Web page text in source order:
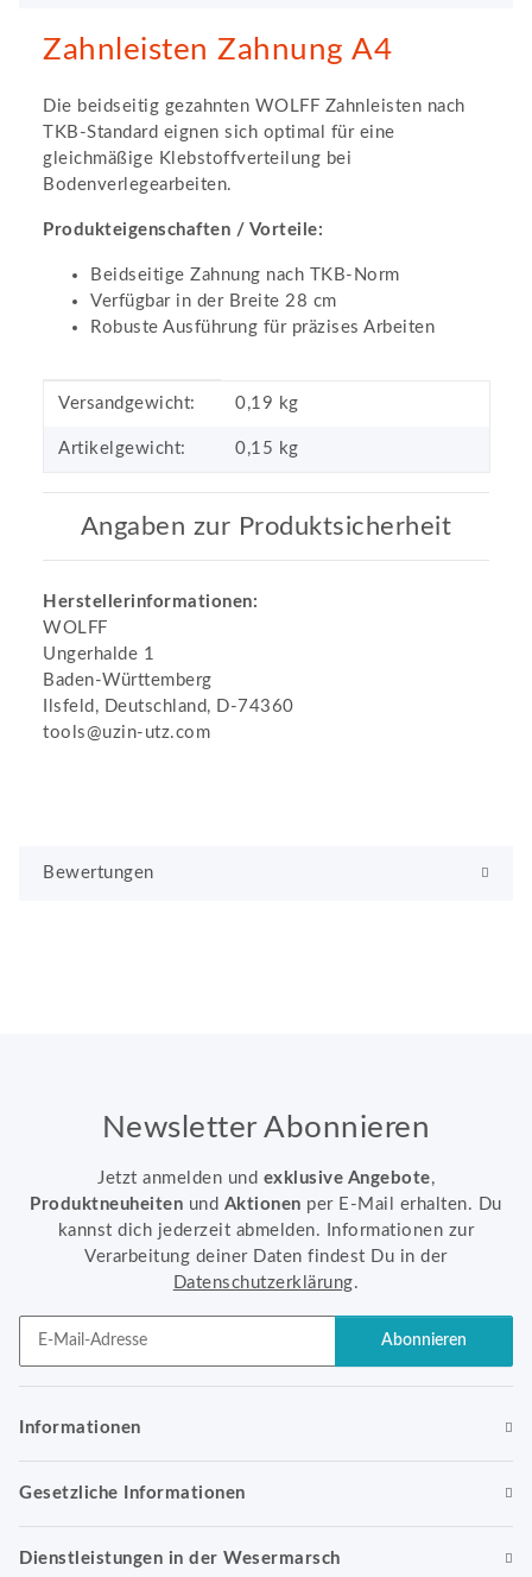
Zahnleisten Zahnung A4
Die beidseitig gezahnten WOLFF Zahnleisten nach
TKB-Standard eignen sich optimal für eine
gleichmäßige Klebstoffverteilung bei
Bodenverlegearbeiten.
Produkteigenschaften / Vorteile:
Beidseitige Zahnung nach TKB-Norm
Verfügbar in der Breite 28 cm
Robuste Ausführung für präzises Arbeiten
Produkteigenschaft
Wert
Versandgewicht: 0,19 kg
Artikelgewicht: 0,15 kg
Angaben zur Produktsicherheit
Herstellerinformationen:
WOLFF
Ungerhalde 1
Baden-Württemberg
Ilsfeld, Deutschland, D-74360
tools@uzin-utz.com
Bewertungen
Newsletter Abonnieren
Jetzt anmelden und exklusive Angebote,
Produktneuheiten und Aktionen per E-Mail erhalten. Du
kannst dich jederzeit abmelden. Informationen zur
Verarbeitung deiner Daten findest Du in der
Datenschutzerklärung.
Abonnieren
Informationen
Gesetzliche Informationen
Dienstleistungen in der Wesermarsch